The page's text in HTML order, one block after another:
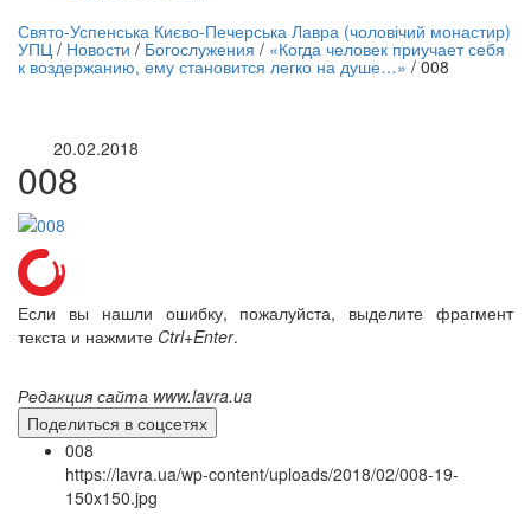
трансляция | 12 сентября
трансляции
Свято-Успенська Києво-Печерська Лавра (чоловічий монастир)
УПЦ / Новости / Богослужения / «Когда человек приучает себя
к воздержанию, ему становится легко на душе…» / 008
20.02.2018
008
Если вы нашли ошибку, пожалуйста, выделите фрагмент
текста и нажмите Ctrl+Enter.
Редакция сайта www.lavra.ua
Поделиться в соцсетях
008
https://lavra.ua/wp-content/uploads/2018/02/008-19-
150x150.jpg